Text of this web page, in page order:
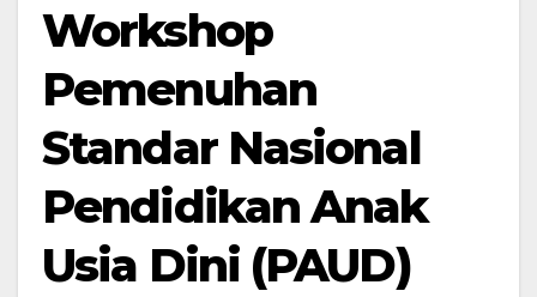
Workshop
Pemenuhan
Standar Nasional
Pendidikan Anak
Usia Dini (PAUD)